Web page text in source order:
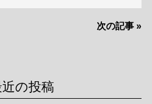
次の記事 »
の投稿